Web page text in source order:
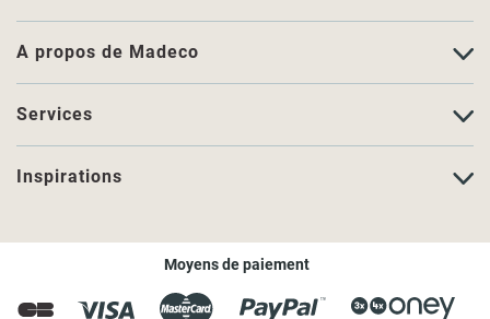
A propos de Madeco
Services
Inspirations
Moyens de paiement